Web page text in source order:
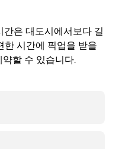
은 대도시에서보다 길
한 시간에 픽업을 받을
할 수 있습니다.